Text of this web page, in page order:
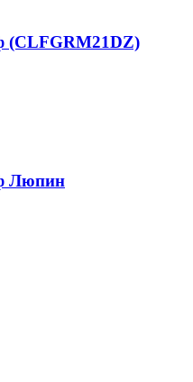
(CLFGRM21DZ)
Люпин